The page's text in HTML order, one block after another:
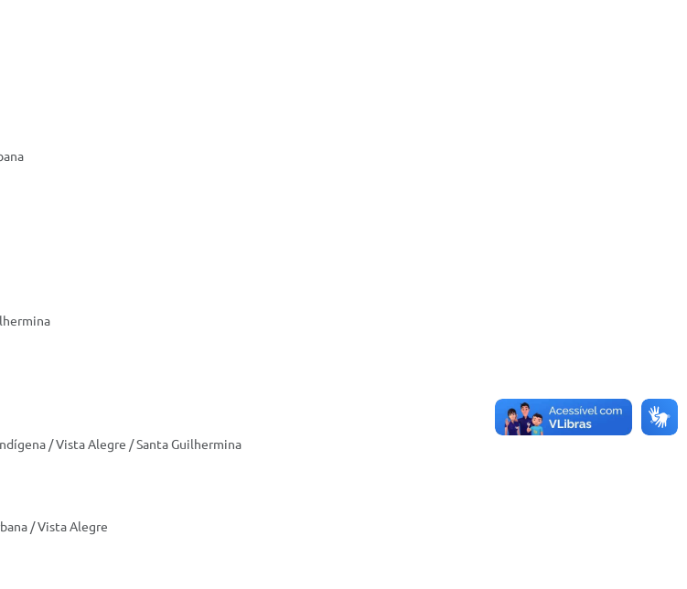
/ Vista Alegre / Santa Guilhermina
/ Vista Alegre